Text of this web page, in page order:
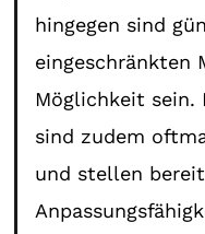
hingegen sind
eingeschränkten
Möglichkeit sein.
sind zudem
und stellen